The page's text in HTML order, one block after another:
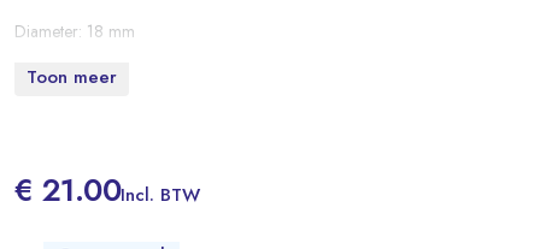
Diameter: 18 mm
Schroefdraad: M6
Geschikt voor de modellen:
Toon meer
€ 21.00Incl. BTW